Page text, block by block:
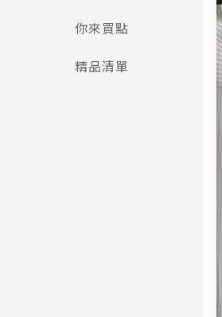
你來買點
精品清單